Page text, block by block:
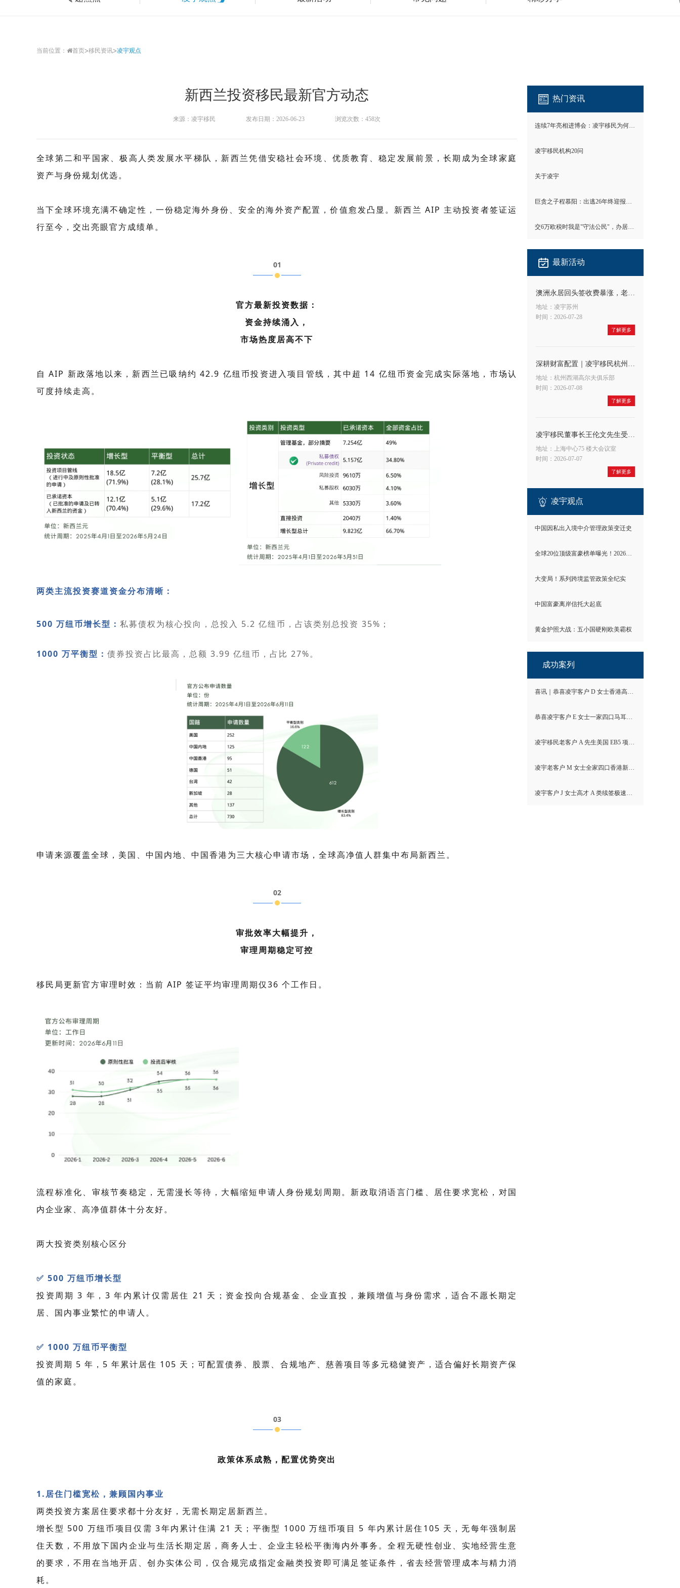
当前位置： 首页>移民资讯>凌宇观点
新西兰投资移民最新官方动态
来源：凌宇移民 发布日期：2026-06-23 浏览次数：458次
全球第二和平国家、极高人类发展水平梯队，新西兰凭借安稳社会环境、优质教育、稳定发展前景，长期成为全球家庭
资产与身份规划优选。
当下全球环境充满不确定性，一份稳定海外身份、安全的海外资产配置，价值愈发凸显。新西兰 AIP 主动投资者签证运
行至今，交出亮眼官方成绩单。
01
官方最新投资数据：
资金持续涌入，
市场热度居高不下
自 AIP 新政落地以来，新西兰已吸纳约 42.9 亿纽币投资进入项目管线，其中超 14 亿纽币资金完成实际落地，市场认
可度持续走高。
两类主流投资赛道资金分布清晰：
500 万纽币增长型： 私募债权为核心投向，总投入 5.2 亿纽币，占该类别总投资 35%；
1000 万平衡型： 债券投资占比最高，总额 3.99 亿纽币，占比 27%。
申请来源覆盖全球，美国、中国内地、中国香港为三大核心申请市场，全球高净值人群集中布局新西兰。
02
审批效率大幅提升，
审理周期稳定可控
移民局更新官方审理时效：当前 AIP 签证平均审理周期仅36 个工作日。
流程标准化、审核节奏稳定，无需漫长等待，大幅缩短申请人身份规划周期。新政取消语言门槛、居住要求宽松，对国
内企业家、高净值群体十分友好。
两大投资类别核心区分
✅ 500 万纽币增长型
投资周期 3 年，3 年内累计仅需居住 21 天；资金投向合规基金、企业直投，兼顾增值与身份需求，适合不愿长期定
居、国内事业繁忙的申请人。
✅ 1000 万纽币平衡型
投资周期 5 年，5 年累计居住 105 天；可配置债券、股票、合规地产、慈善项目等多元稳健资产，适合偏好长期资产保
值的家庭。
03
政策体系成熟，配置优势突出
1.居住门槛宽松，兼顾国内事业
两类投资方案居住要求都十分友好，无需长期定居新西兰。
增长型 500 万纽币项目仅需 3年内累计住满 21 天；平衡型 1000万纽币项目 5 年内累计居住 105 天，无每年强制居
住天数，不用放下国内企业与生活长期定居，商务人士、企业主轻松平衡海内外事务。全程无硬性创业、实地经营生意
的要求，不用在当地开店、创办实体公司，仅合规完成指定金融类投资即可满足签证条件，省去经营管理成本与精力消
耗。
热门资讯
连续7年亮相进博会：凌宇移民为何成为唯一？
凌宇移民机构20问
关于凌宇
巨贪之子程慕阳：出逃26年终迎报应！
交6万欧税时我是"守法公民"，办居留时我成了"隐形人"
最新活动
澳洲永居回头签收费暴涨，老客户应对方法
地址：凌宇苏州
时间：2026-07-28
了解更多
深耕财富配置｜凌宇移民杭州公司&宁波银行联合举办高端财富沙龙，共探A股大势与全球身份布局新机遇
地址：杭州西湖高尔夫俱乐部
时间：2026-07-08
了解更多
凌宇移民董事长王伦文先生受邀出席申浩法商融合论坛，深度解读 CRS 与税务合规新趋势
地址：上海中心75 楼大会议室
时间：2026-07-07
了解更多
凌宇观点
中国因私出入境中介管理政策变迁史
全球20位顶级富豪榜单曝光！2026世界财富格局彻底洗牌
大变局！系列跨境监管政策全纪实
中国富豪离岸信托大起底
黄金护照大战：五小国硬刚欧美霸权
成功案列
喜讯｜恭喜凌宇客户 D 女士香港高才通A类顺利获批！
恭喜凌宇客户 E 女士一家四口马耳他MPRP顺利获批！
凌宇移民老客户 A 先生美国 EB5 项目I-526E 无补件直接获批！
凌宇老客户 M 女士全家四口香港新资本投资者入境计划成功获批！卡点保住子女受养人资格，复杂资产一次性通关
凌宇客户 J 女士高才 A 类续签极速获批，补件当天顺利拿下香港续签！